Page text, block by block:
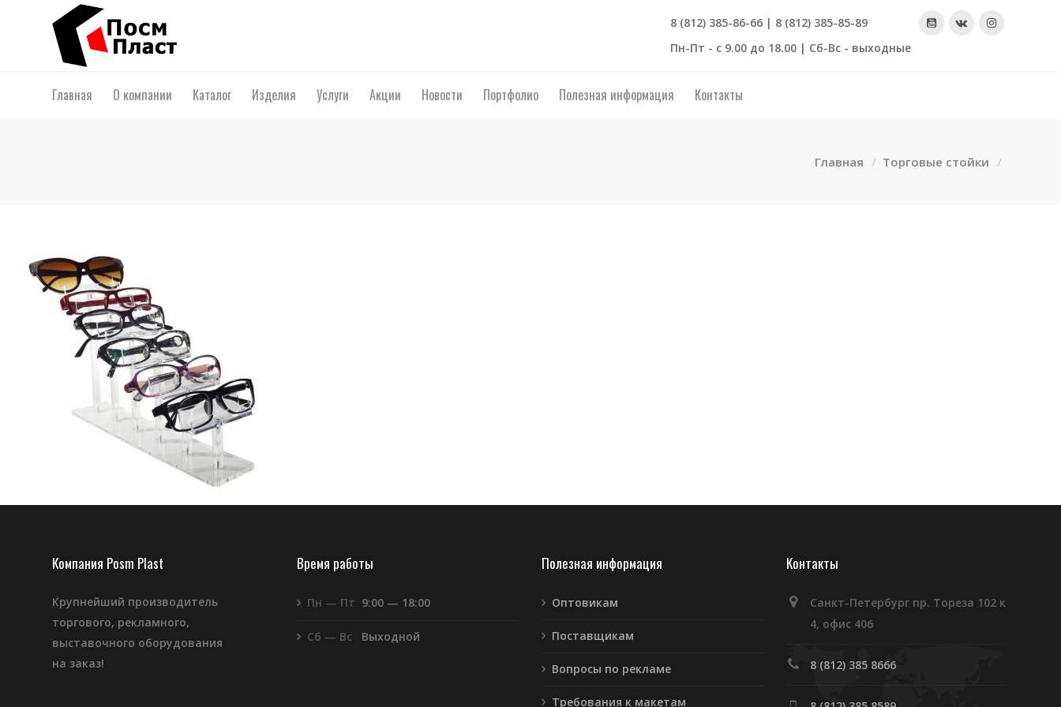
8 (812) 385-86-66 | 8 (812) 385-85-89
Пн-Пт - с 9.00 до 18.00 | Сб-Вс - выходные
Главная О компании Каталог Изделия Услуги Акции Новости Портфолио Полезная информация Контакты
Главная Торговые стойки
Компания Posm Plast
Крупнейший производитель
торгового, рекламного,
выставочного оборудования
на заказ!
Время работы
Пн — Пт 9:00 — 18:00
Сб — Вс Выходной
Полезная информация
Оптовикам
Поставщикам
Вопросы по рекламе
Требования к макетам
Контакты
Санкт-Петербург пр. Тореза 102 к
4, офис 406
8 (812) 385 8666